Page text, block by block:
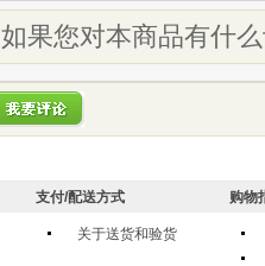
如果您对本商品有什
支付/配送方式
关于送货和验货
购物